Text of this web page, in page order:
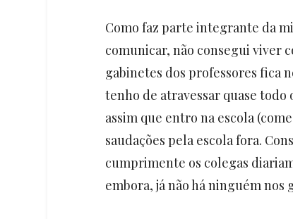
Como faz parte integrante da
comunicar, não consegui viver
gabinetes dos professores fica
tenho de atravessar quase todo
assim que entro na escola
saudações pela escola fora.
cumprimente os colegas
embora, já não há ninguém nos